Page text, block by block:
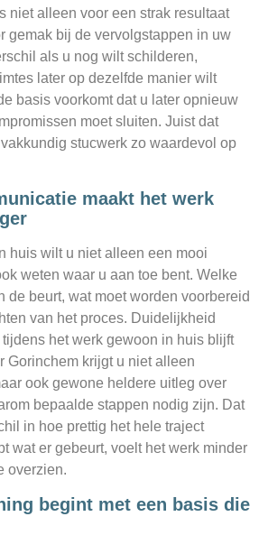
niet alleen voor een strak resultaat
gemak bij de vervolgstappen in uw
als u nog wilt schilderen,
later op dezelfde manier wilt
basis voorkomt dat u later opnieuw
moet sluiten. Juist dat
stucwerk zo waardevol op
maakt het werk
huis wilt u niet alleen een mooi
weten waar u aan toe bent. Welke
de beurt, wat moet worden voorbereid
van het proces. Duidelijkheid
het werk gewoon in huis blijft
Gorinchem krijgt u niet alleen
ook gewone heldere uitleg over
bepaalde stappen nodig zijn. Dat
in hoe prettig het hele traject
wat er gebeurt, voelt het werk minder
overzien.
begint met een basis die